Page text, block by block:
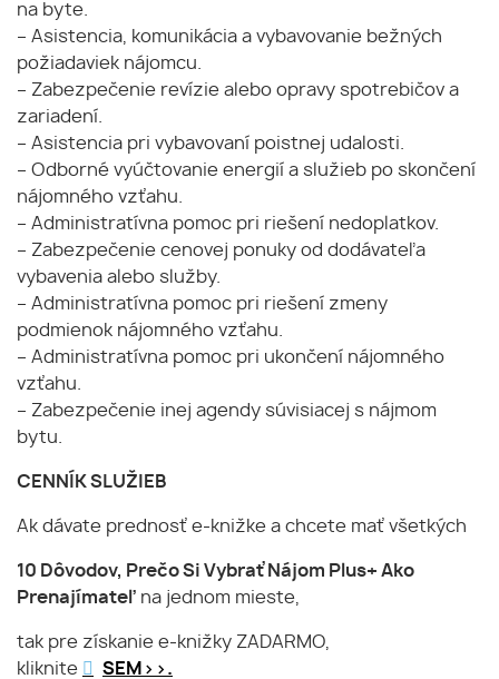
na byte.
– Asistencia, komunikácia a vybavovanie bežných
požiadaviek nájomcu.
– Zabezpečenie revízie alebo opravy spotrebičov a
zariadení.
– Asistencia pri vybavovaní poistnej udalosti.
– Odborné vyúčtovanie energií a služieb po skončení
nájomného vzťahu.
– Administratívna pomoc pri riešení nedoplatkov.
– Zabezpečenie cenovej ponuky od dodávateľa
vybavenia alebo služby.
– Administratívna pomoc pri riešení zmeny
podmienok nájomného vzťahu.
– Administratívna pomoc pri ukončení nájomného
vzťahu.
– Zabezpečenie inej agendy súvisiacej s nájmom
bytu.
CENNÍK SLUŽIEB
Ak dávate prednosť e-knižke a chcete mať všetkých
10 Dôvodov, Prečo Si Vybrať Nájom Plus+ Ako
Prenajímateľ na jednom mieste,
tak pre získanie e-knižky ZADARMO,
kliknite
SEM>>.